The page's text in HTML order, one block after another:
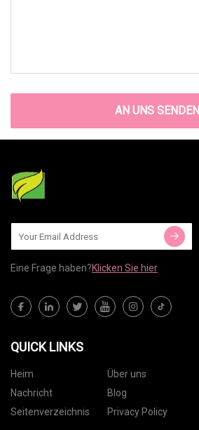
AN UNS SENDEN
Eine Frage haben?Klicken Sie hier
QUICK LINKS
Heim Über uns
Nachricht
Blog
Seitenverzeichnis
Privacy Policy